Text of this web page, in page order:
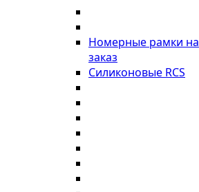
Номерные рамки на
заказ
Силиконовые RCS